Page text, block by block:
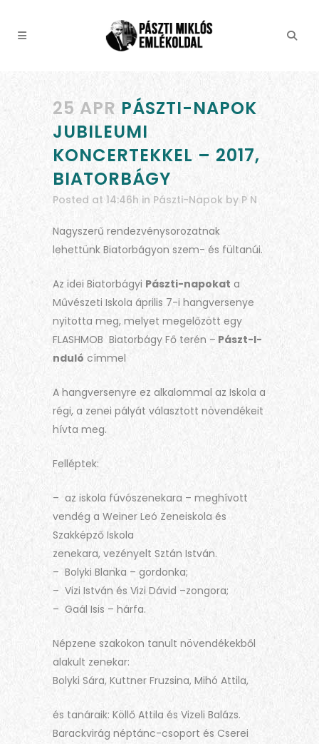
25 APR PÁSZTI-NAPOK
JUBILEUMI
KONCERTEKKEL – 2017,
BIATORBÁGY
Posted at 14:46h in Pászti-Napok by P N
Nagyszerű rendezvénysorozatnak
lehettünk Biatorbágyon szem- és fültanúi.
Az idei Biatorbágyi Pászti-napokat a
Művészeti Iskola április 7-i hangversenye
nyitotta meg, melyet megelőzött egy
FLASHMOB Biatorbágy Fő terén – Pászt-I-
nduló címmel
A hangversenyre ez alkalommal az Iskola a
régi, a zenei pályát választott növendékeit
hívta meg.
Felléptek:
– az iskola fúvószenekara – meghívott
vendég a Weiner Leó Zeneiskola és
Szakképző Iskola
zenekara, vezényelt Sztán István.
– Bolyki Blanka – gordonka;
– Vizi István és Vizi Dávid –zongora;
– Gaál Isis – hárfa.
Népzene szakokon tanult növendékekből
alakult zenekar:
Bolyki Sára, Kuttner Fruzsina, Mihó Attila,
és tanáraik: Köllő Attila és Vizeli Balázs.
Barackvirág néptánc-csoport és Cserei